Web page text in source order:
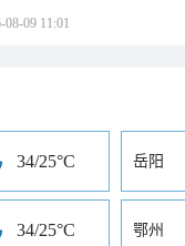
09 11:01
34/25°C 岳阳
34/25°C 鄂州